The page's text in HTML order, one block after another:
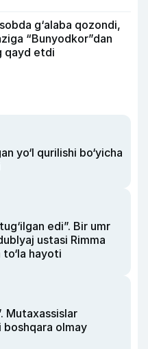
g‘alaba qozondi,
“Bunyodkor”dan
qayd etdi
yo‘l qurilishi bo‘yicha
edi”. Bir umr
ustasi Rimma
hayoti
Mutaxassislar
boshqara olmay